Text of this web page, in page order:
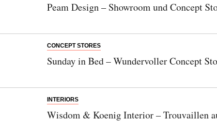
Peam Design – Showroom und Concept
CONCEPT STORES
Sunday in Bed – Wundervoller Concept
INTERIORS
Wisdom & Koenig Interior – Trouvaillen